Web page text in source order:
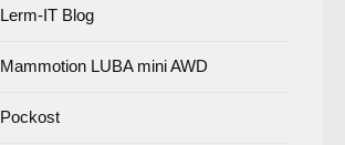
Lerm-IT Blog
Mammotion LUBA mini AWD
Pockost